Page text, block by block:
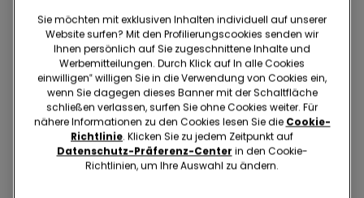
2 Farben
Dicke Sweatjacke mit
Seitenstreifen für Mädchen
2 Farben
Dicke Sweatjacke mit
Seitenstreifen für Mädchen
18,99 €
Sie möchten mit exklusiven Inhalten individuell auf unserer
Website surfen? Mit den Profilierungscookies senden wir
Ihnen persönlich auf Sie zugeschnittene Inhalte und
Werbemitteilungen. Durch Klick auf In alle Cookies
einwilligen‟ willigen Sie in die Verwendung von Cookies ein,
wenn Sie dagegen dieses Banner mit der Schaltfläche
schließen verlassen, surfen Sie ohne Cookies weiter. Für
nähere Informationen zu den Cookies lesen Sie die Cookie-
Richtlinie. Klicken Sie zu jedem Zeitpunkt auf
Datenschutz-Präferenz-Center in den Cookie-
Richtlinien, um Ihre Auswahl zu ändern.